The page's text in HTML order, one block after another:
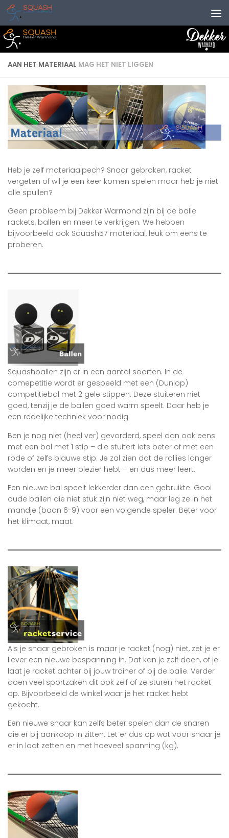
Doorgaan naar inhoud
AAN HET MATERIAAL MAG HET NIET LIGGEN
Heb je zelf materiaalpech? Snaar gebroken, racket
vergeten of wil je een keer komen spelen maar heb je niet
alle spullen?
Geen probleem bij Dekker Warmond zijn bij de balie
rackets, ballen en meer te verkrijgen. We hebben
bijvoorbeeld ook Squash57 materiaal, leuk om eens te
proberen.
Squashballen zijn er in een aantal soorten. In de
comepetitie wordt er gespeeld met een (Dunlop)
competitiebal met 2 gele stippen. Deze stuiteren niet
goed, tenzij je de ballen goed warm speelt. Daar heb je
een redelijke techniek voor nodig.
Ben je nog niet (heel ver) gevorderd, speel dan ook eens
met een bal met 1 stip – die stuitert iets beter of met een
rode of zelfs blauwe stip. Je zal zien dat de rallies langer
worden en je meer plezier hebt – en dus meer leert.
Een nieuwe bal speelt lekkerder dan een gebruikte. Gooi
oude ballen die niet stuk zijn niet weg, maar leg ze in het
mandje (baan 6-9) voor een volgende speler. Beter voor
het klimaat, maat.
Als je snaar gebroken is maar je racket (nog) niet, zet je er
liever een nieuwe bespanning in. Dat kan je zelf doen, of je
laat je racket achter bij jouw trainer of bij de balie. Verder
doen veel sportzaken dit ook zelf of ze sturen het racket
op. Bijvoorbeeld de winkel waar je het racket hebt
gekocht.
Een nieuwe snaar kan zelfs beter spelen dan de snaren
die er bij aankoop in zitten. Let er dus op wat voor snaar je
er in laat zetten en met hoeveel spanning (kg).